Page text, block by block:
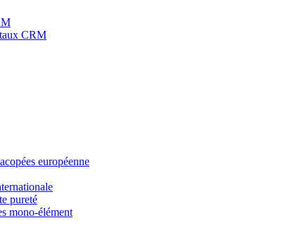
CRM
européenne
pureté
mono-élément